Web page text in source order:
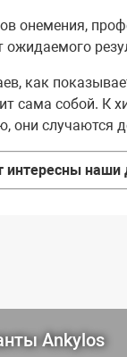
онемения,
ожидаемого
как
сама собой. К
они случаются
наши
Ankylos